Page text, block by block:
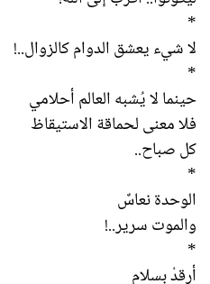
*
لا شيء يعشق الدوام كالزوال..!
*
حينما لا يُشبه العالم أحلامي
فلا معنى لحماقة الاستيقاظ
كل صباح..
*
الوحدة نعاسٌ
والموت سرير..!
*
أرقدْ بسلام